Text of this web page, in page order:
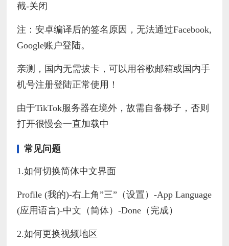
截-关闭
注：安卓编译后的签名原因，无法通过Facebook,
Google账户登陆。
亲测，国内无需拔卡，可以用谷歌邮箱或国内手
机号注册登陆正常使用！
由于TikTok服务器在境外，故需自备梯子，否则
打开很慢会一直加载中
常见问题
1.如何切换简体中文界面
Profile (我的)-右上角”三”（设置）-App Language
(应用语言)-中文（简体）-Done（完成）
2.如何更换视频地区